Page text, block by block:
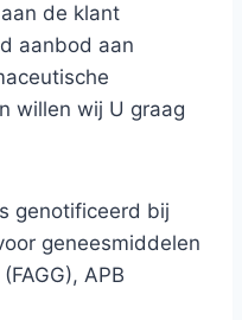
de klant
aanbod aan
willen wij U graag
genotificeerd bij
geneesmiddelen
APB